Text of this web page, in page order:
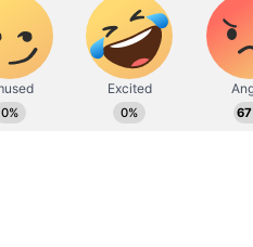
கவனம் தேவை.
தவிர்க்க வேண்டும் என